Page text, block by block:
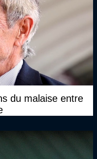
du malaise entre